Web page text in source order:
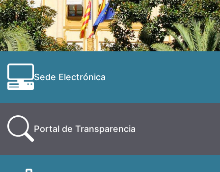
Sede Electrónica
Portal de Transparencia